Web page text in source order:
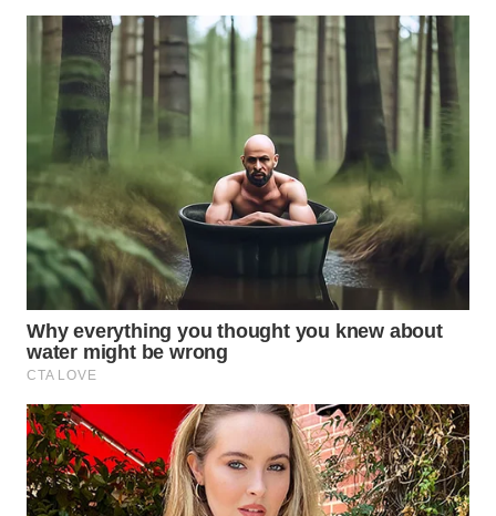
WN
INDRAMAYU
KUNINGAN
WN
MAJALENGKA
WN
SUBANG
SUKABUMI
WN
PURWAKARTA